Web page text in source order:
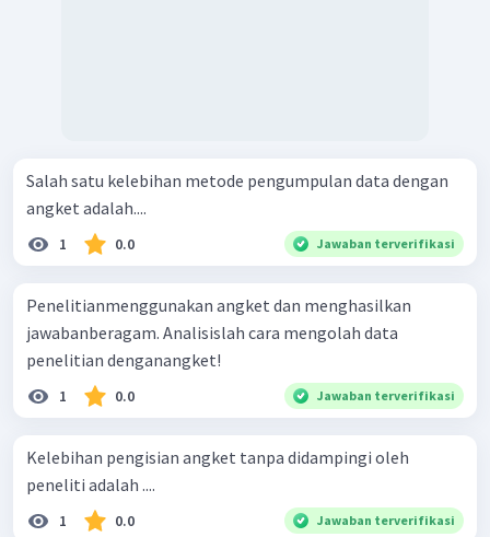
Salah satu kelebihan metode pengumpulan data dengan
angket adalah....
1 0.0 Jawaban terverifikasi
Penelitianmenggunakan angket dan menghasilkan
jawabanberagam. Analisislah cara mengolah data
penelitian denganangket!
1 0.0 Jawaban terverifikasi
Kelebihan pengisian angket tanpa didampingi oleh
peneliti adalah ....
1 0.0 Jawaban terverifikasi